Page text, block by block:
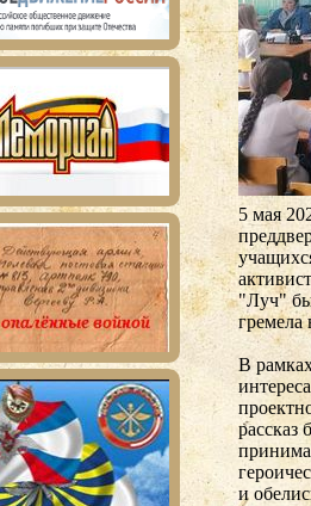
5 мая
"Луч"
гремела
В
рассказ
и